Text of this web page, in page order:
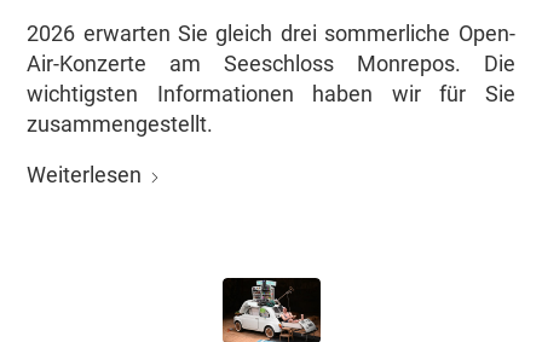
2026 erwarten Sie gleich drei sommerliche Open-
Air-Konzerte am Seeschloss Monrepos. Die
wichtigsten Informationen haben wir für Sie
zusammengestellt.
Weiterlesen